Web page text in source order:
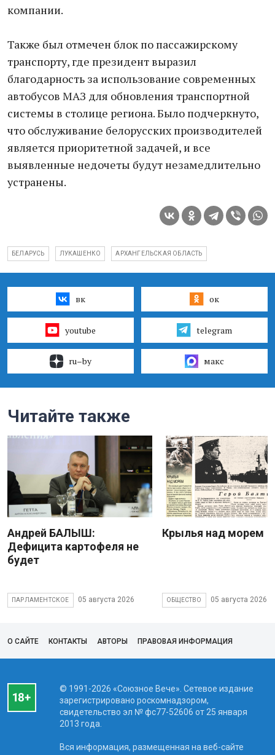
компании.
Также был отмечен блок по пассажирскому
транспорту, где президент выразил
благодарность за использование современных
автобусов МАЗ для обновления транспортной
системы в столице региона. Было подчеркнуто,
что обслуживание белорусских производителей
является приоритетной задачей, и все
выявленные недочеты будут незамедлительно
устранены.
БЕЛАРУСЬ ЛУКАШЕНКО АРХАНГЕЛЬСКАЯ ОБЛАСТЬ
вк ок
youtube telegram
ru–by макс
Читайте также
Андрей БАЛЫШ:
Дефицита картофеля не
будет
ПАРЛАМЕНТСКОЕ 05 августа 2026
Крылья над морем
ОБЩЕСТВО 05 августа 2026
О САЙТЕ КОНТАКТЫ АВТОРЫ ПРАВОВАЯ ИНФОРМАЦИЯ
© 1991-2026 «Союзное Вече». Сетевое издание
зарегистрировано роскомнадзором,
свидетельство эл № фc77-52606 от 25 января
2013 года.
Вся информация, размещенная на веб-сайте